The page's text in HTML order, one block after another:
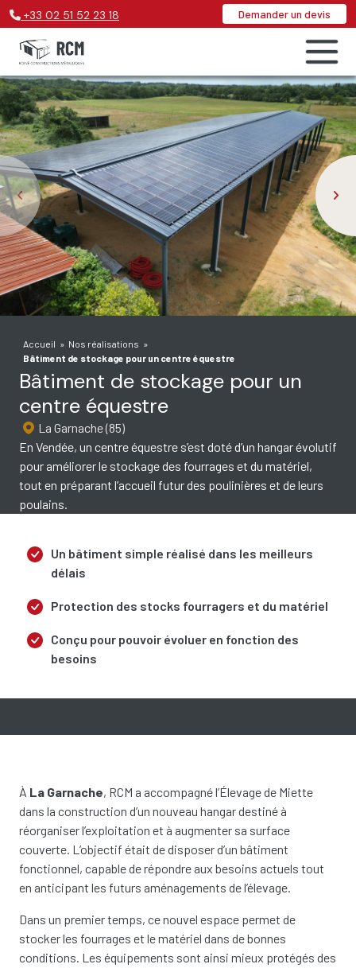
+33 02 51 52 23 18 Demander un devis
Bâtiment de stockage pour un
centre équestre
Accueil » Nos réalisations »
Bâtiment de stockage pour un centre équestre
La Garnache (85)
En Vendée, un centre équestre s’est doté d’un hangar évolutif
pour améliorer le stockage des fourrages et du matériel,
tout en préparant l’accueil futur des poulinières et de leurs
poulains.
Un bâtiment simple réalisé dans les meilleurs
délais
Protection des stocks fourragers et du matériel
Conçu pour pouvoir évoluer en fonction des
besoins
À La Garnache, RCM a accompagné l’Élevage de Miette
dans la construction d’un nouveau hangar destiné à
réorganiser l’exploitation et à augmenter sa surface
couverte. L’objectif était de disposer d’un bâtiment
fonctionnel, capable de répondre aux besoins actuels tout
en anticipant les futurs aménagements de l’élevage.
Dans un premier temps, ce nouvel espace permet de
stocker les fourrages et le matériel dans de bonnes
conditions. Les équipements sont ainsi mieux protégés des